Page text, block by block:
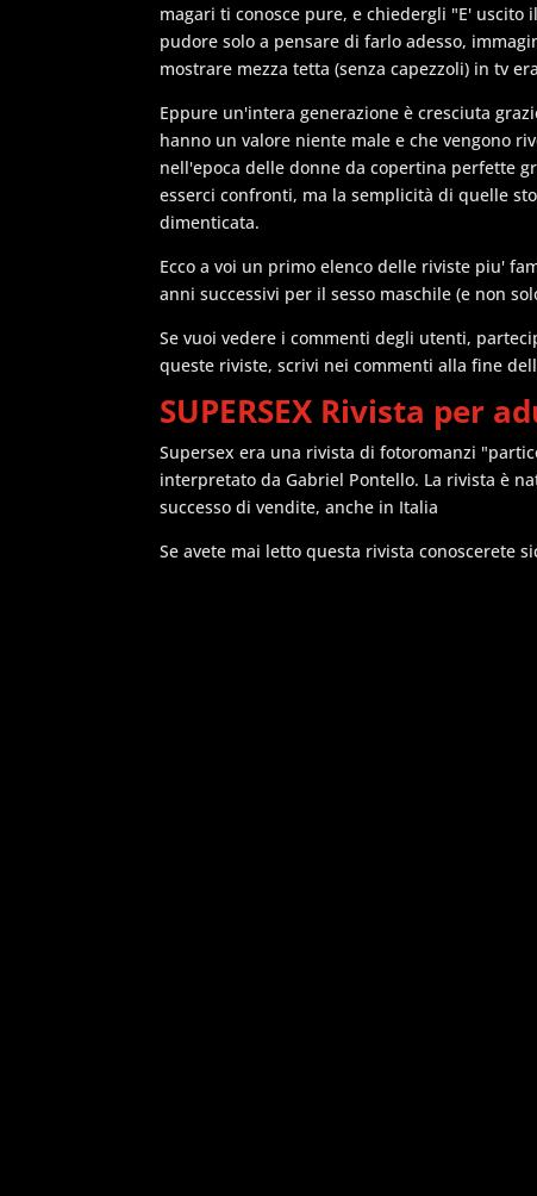
magari ti conosce pure, e chiedergli "E' uscito
pudore solo a pensare di farlo adesso,
mostrare mezza tetta (senza capezzoli) in tv
Eppure un'intera generazione è cresciuta
hanno un valore niente male e che vengono
nell'epoca delle donne da copertina perfette
esserci confronti, ma la semplicità di quelle
dimenticata.
Ecco a voi un primo elenco delle riviste piu'
anni successivi per il sesso maschile (e non
Se vuoi vedere i commenti degli utenti,
queste riviste, scrivi nei commenti alla fine
SUPERSEX Rivista per
Supersex era una rivista di fotoromanzi
interpretato da Gabriel Pontello. La rivista è
successo di vendite, anche in Italia
Se avete mai letto questa rivista conoscerete